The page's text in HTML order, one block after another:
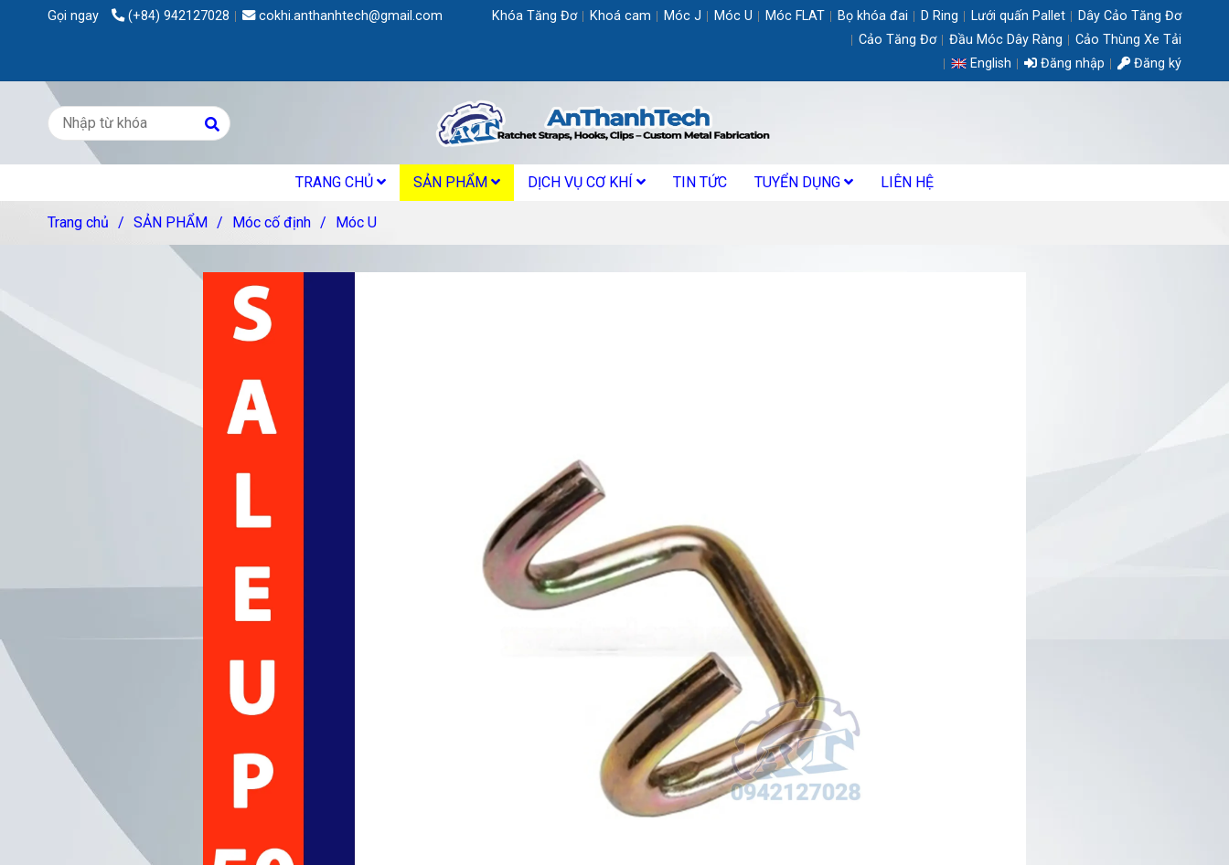
Gọi ngay (+84) 942127028 cokhi.anthanhtech@gmail.com Khóa Tăng Đơ Khoá cam Móc J Móc U Móc FLAT Bọ khóa đai D Ring Lưới quấn Pallet
Dây Cảo Tăng Đơ
Cảo Tăng Đơ
Đầu Móc Dây Ràng
Cảo Thùng Xe Tải
English
Đăng nhập Đăng ký
TRANG CHỦ SẢN PHẨM DỊCH VỤ CƠ KHÍ TIN TỨC TUYỂN DỤNG LIÊN HỆ
Trang chủ / SẢN PHẨM / Móc cố định / Móc U